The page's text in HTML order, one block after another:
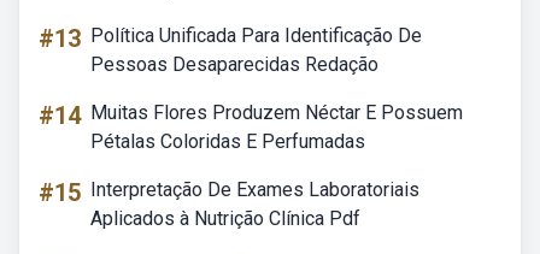
#13 Política Unificada Para Identificação De
Pessoas Desaparecidas Redação
#14 Muitas Flores Produzem Néctar E Possuem
Pétalas Coloridas E Perfumadas
#15 Interpretação De Exames Laboratoriais
Aplicados à Nutrição Clínica Pdf